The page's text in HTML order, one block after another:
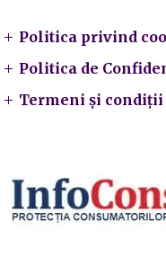
Politica privind
Politica de
Termeni și condiții